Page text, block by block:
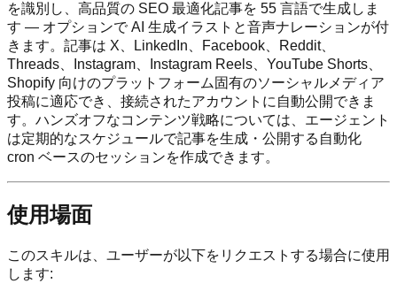
を識別し、高品質の SEO 最適化記事を 55 言語で生成しま
す — オプションで AI 生成イラストと音声ナレーションが付
きます。記事は X、LinkedIn、Facebook、Reddit、
Threads、Instagram、Instagram Reels、YouTube Shorts、
Shopify 向けのプラットフォーム固有のソーシャルメディア
投稿に適応でき、接続されたアカウントに自動公開できま
す。ハンズオフなコンテンツ戦略については、エージェント
は定期的なスケジュールで記事を生成・公開する自動化
cron ベースのセッションを作成できます。
使用場面
このスキルは、ユーザーが以下をリクエストする場合に使用
します: